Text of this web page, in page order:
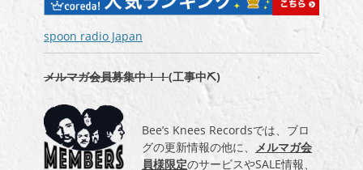
spoon radio Japan
メルマガ会員募集中！！(工事中⛏)
Bee’s Knees Recordsでは、ブロ
グの更新情報の他に、 メルマガ会
員様限定のサービスやSALE情報、